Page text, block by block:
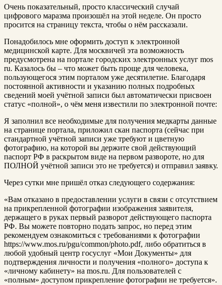
Очень показательный, просто классический случай
цифрового мapaзма произошёл на этой неделе. Он просто
просится на страницу текста, чтобы о нём рассказали.
Понадобилось мне оформить доступ к электронной
медицинской карте. Для москвичей эта возможность
предусмотрена на портале городских электронных услуг mos
ru. Казалось бы – что может быть проще для человека,
пользующегося этим порталом уже десятилетие. Благодаря
постоянной активности и указанию полных подробных
сведений моей учётной записи был автоматически присвоен
статус «полной», о чём меня известили по электронной почте:
Я заполнил все необходимые для получения медкарты данные
на странице портала, приложил скан паспорта (сейчас при
стандартной учётной записи уже требуют и цветную
фотографию, на которой вы держите свой действующий
паспорт РФ в раскрытом виде на первом развороте, но для
ПОЛНОЙ учётной записи это не требуется) и отправил заявку.
Через сутки мне пришёл отказ следующего содержания:
«Вам отказано в предоставлении услуги в связи с отсутствием
на прикрепленной фотографии изображения заявителя,
держащего в руках первый разворот действующего паспорта
РФ. Вы можете повторно подать запрос, но перед этим
рекомендуем ознакомиться с требованиями к фотографии
https://www.mos.ru/pgu/common/photo.pdf, либо обратиться в
любой удобный центр госуслуг «Мои Документы» для
подтверждения личности и получения «полного» доступа к
«личному кабинету» на mos.ru. Для пользователей с
«полным» доступом прикрепление фотографии не требуется».